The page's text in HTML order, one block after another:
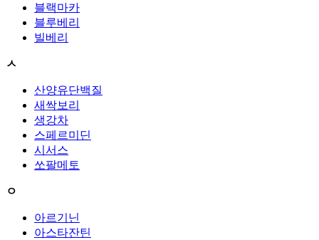
블랙마카
블루베리
빌베리
ㅅ
산양유단백질
새싹보리
생강차
스페르미딘
시서스
쏘팔메토
ㅇ
아르기닌
아스타잔틴